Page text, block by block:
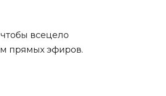
всецело
прямых эфиров.